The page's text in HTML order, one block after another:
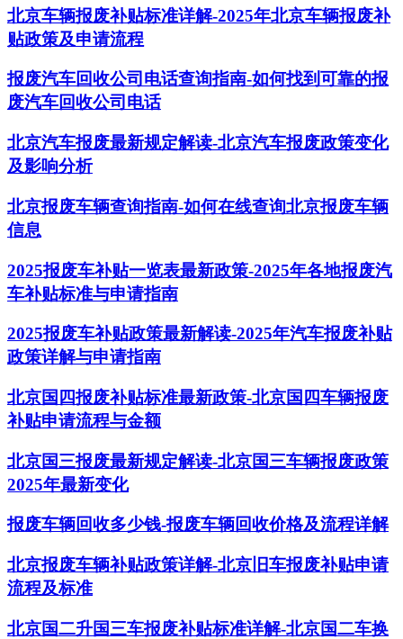
北京车辆报废补贴标准详解-2025年北京车辆报废补
贴政策及申请流程
报废汽车回收公司电话查询指南-如何找到可靠的报
废汽车回收公司电话
北京汽车报废最新规定解读-北京汽车报废政策变化
及影响分析
北京报废车辆查询指南-如何在线查询北京报废车辆
信息
2025报废车补贴一览表最新政策-2025年各地报废汽
车补贴标准与申请指南
2025报废车补贴政策最新解读-2025年汽车报废补贴
政策详解与申请指南
北京国四报废补贴标准最新政策-北京国四车辆报废
补贴申请流程与金额
北京国三报废最新规定解读-北京国三车辆报废政策
2025年最新变化
报废车辆回收多少钱-报废车辆回收价格及流程详解
北京报废车辆补贴政策详解-北京旧车报废补贴申请
流程及标准
北京国二升国三车报废补贴标准详解-北京国二车换